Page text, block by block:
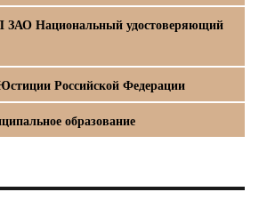
ЗАО Национальный удостоверяющий
Российской Федерации
образование